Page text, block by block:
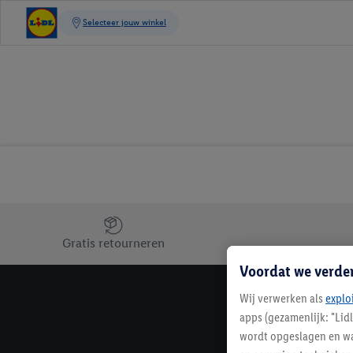
Jouw voordelen bij ons als Lidl webshop klant
Gratis retourneren
Voordat we
Wij verwerken als
apps (gezamenlijk:
wordt opgeslagen en